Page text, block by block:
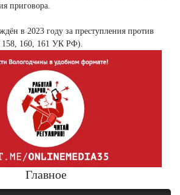
приговора.
в 2023 году за преступления против
158, 160, 161 УК РФ).
Главное